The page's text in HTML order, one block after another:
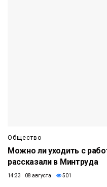
Общество
Можно ли уходить с
рассказали в Минтруда
14:33 08 августа 501